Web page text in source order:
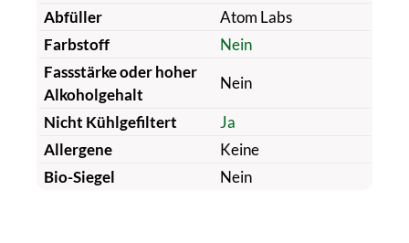
Abfüller
Atom Labs
Farbstoff
Nein
Fassstärke oder hoher
Alkoholgehalt
Nein
Nicht Kühlgefiltert
Ja
Allergene
Keine
Bio-Siegel
Nein